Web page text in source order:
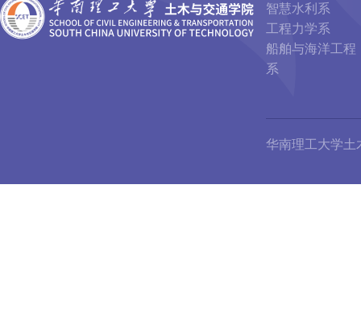
智慧水利系
工程力学系
船舶与海洋工程
系
华南理工大学土